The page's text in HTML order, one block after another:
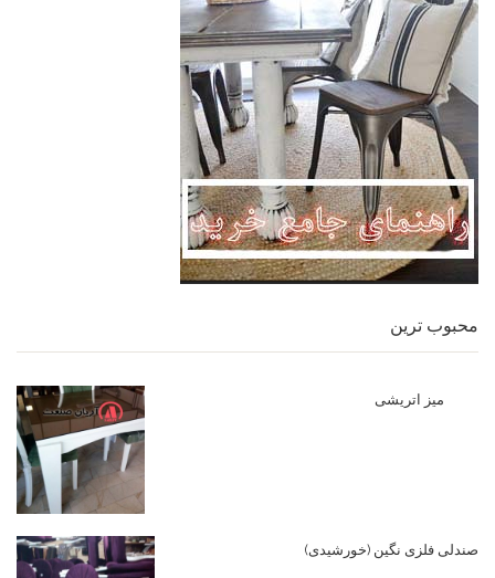
محبوب ترین
میز اتریشی
صندلی فلزی نگین (خورشیدی)